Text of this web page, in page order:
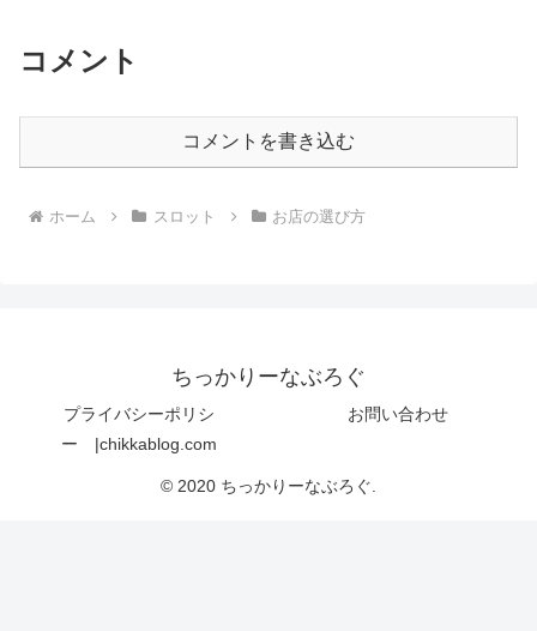
コメント
コメントを書き込む
ホーム スロット お店の選び方
ちっかりーなぶろぐ
プライバシーポリシ
ー |chikkablog.com
お問い合わせ
© 2020 ちっかりーなぶろぐ.